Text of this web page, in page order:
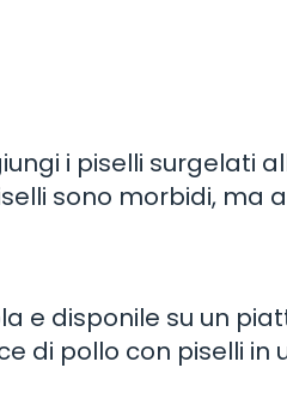
i piselli surgelati
sono morbidi,
e disponile su un
di pollo con piselli